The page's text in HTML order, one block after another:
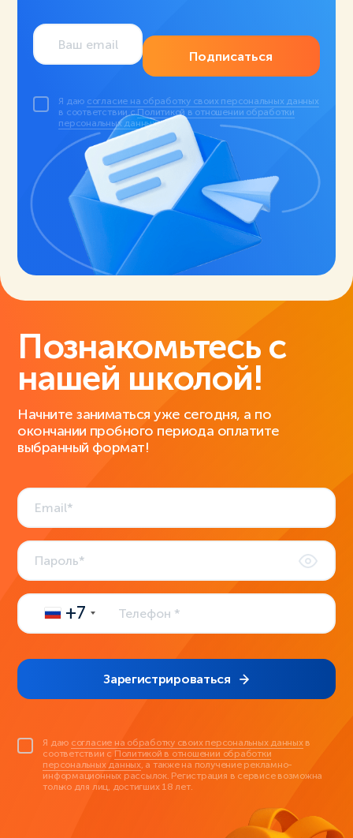
Подписаться
Я даю согласие на обработку своих персональных данных
в соответствии сПолитикой в отношении обработки
персональных данных.
Познакомьтесь с
нашей школой!
Начните заниматься уже сегодня, а по
окончании пробного периода оплатите
выбранный формат!
+7
Зарегистрироваться
Я даю согласие на обработку своих персональных данныхв
соответствии с Политикой в отношении обработки
персональных данных, а также на получение рекламно-
информационных рассылок. Регистрация в сервисе возможна
только для лиц, достигших 18 лет.